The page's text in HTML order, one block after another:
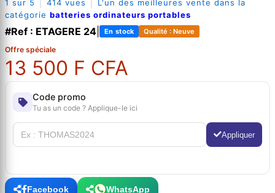
1 sur 5 414 vues
L'un des meilleures vente dans la
catégorie batteries ordinateurs portables
#Ref : ETAGERE 24 En stock Qualité : Neuve
Offre spéciale
13 500 F CFA
Code promo
Tu as un code ? Applique-le ici
Appliquer
Facebook WhatsApp